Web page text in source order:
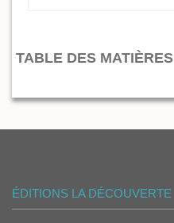
TABLE DES MATIÈRES
ÉDITIONS LA DÉCOUVERTE